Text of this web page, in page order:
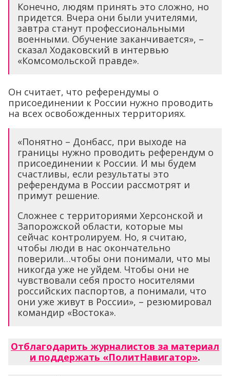
Конечно, людям принять это сложно, но
придется. Вчера они были учителями,
завтра станут профессиональными
военными. Обучение заканчивается», –
сказал Ходаковский в интервью
«Комсомольской правде».
Он считает, что референдумы о
присоединении к России нужно проводить
на всех освобожденных территориях.
«Понятно – Донбасс, при выходе на
границы нужно проводить референдум о
присоединении к России. И мы будем
счастливы, если результаты это
референдума в России рассмотрят и
примут решение.
Сложнее с территориями Херсонской и
Запорожской области, которые мы
сейчас контролируем. Но, я считаю,
чтобы люди в нас окончательно
поверили…чтобы они понимали, что мы
никогда уже не уйдем. Чтобы они не
чувствовали себя просто носителями
российских паспортов, а понимали, что
они уже живут в России», – резюмировал
командир «Востока».
Отблагодарить журналистов за материал
и поддержать «ПолитНавигатор».